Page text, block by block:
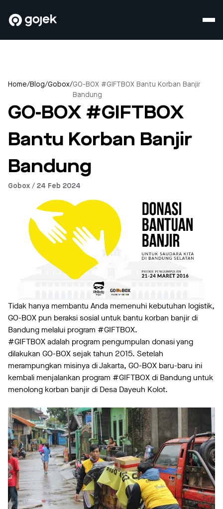
Home/Blog/Gobox/GO-BOX #GIFTBOX Bantu Korban Banjir
Bandung
GO-BOX #GIFTBOX
Bantu Korban Banjir
Bandung
Gobox / 24 Feb 2024
Tidak hanya membantu Anda memenuhi kebutuhan logistik,
GO-BOX pun beraksi sosial untuk bantu korban banjir di
Bandung melalui program #GIFTBOX.
#GIFTBOX adalah program pengumpulan donasi yang
dilakukan GO-BOX sejak tahun 2015. Setelah
merampungkan misinya di Jakarta, GO-BOX baru-baru ini
kembali menjalankan program #GIFTBOX di Bandung untuk
menolong korban banjir di Desa Dayeuh Kolot.